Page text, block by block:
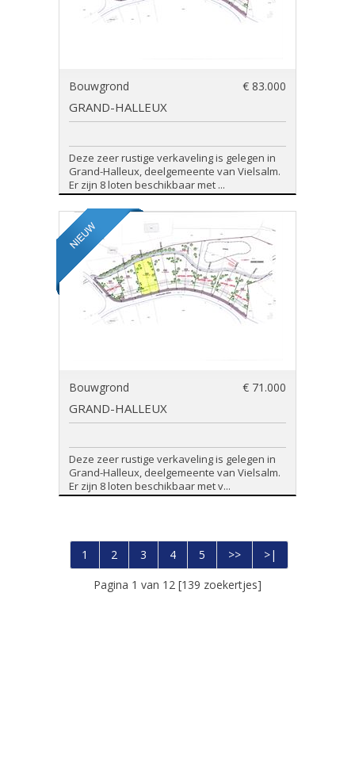
Bouwgrond € 83.000
GRAND-HALLEUX
Deze zeer rustige verkaveling is gelegen in
Grand-Halleux, deelgemeente van Vielsalm.
Er zijn 8 loten beschikbaar met ...
Bouwgrond € 71.000
GRAND-HALLEUX
Deze zeer rustige verkaveling is gelegen in
Grand-Halleux, deelgemeente van Vielsalm.
Er zijn 8 loten beschikbaar met v...
1 2 3 4 5 >>
>|
Pagina 1 van 12 [139 zoekertjes]